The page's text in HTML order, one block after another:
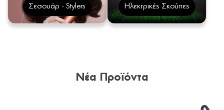
Σεσουάρ - Stylers Ηλεκτρικές Σκούπες
Νέα Προϊόντα